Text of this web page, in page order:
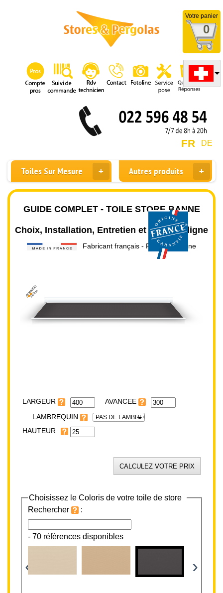
Votre panier
0
DE
FR
Toiles Sur Mesure Autres produits
GUIDE COMPLET - TOILE STORE BANNE
Choix, Installation, Entretien et devis en ligne
Fabricant français - Prix direct usine
AVANCEE:
300cm
LARGEUR
LAMBREQUIN
PAS DE LAMBREQUIN
HAUTEUR
Choisissez le Coloris de votre toile de store
Rechercher
:
- 70 références disponibles
‹ ›